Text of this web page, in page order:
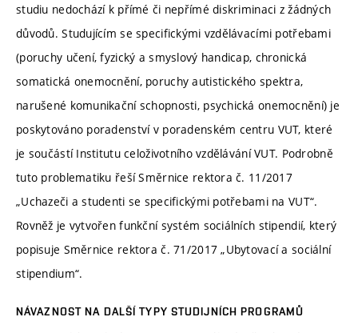
studiu nedochází k přímé či nepřímé diskriminaci z žádných
důvodů. Studujícím se specifickými vzdělávacími potřebami
(poruchy učení, fyzický a smyslový handicap, chronická
somatická onemocnění, poruchy autistického spektra,
narušené komunikační schopnosti, psychická onemocnění) je
poskytováno poradenství v poradenském centru VUT, které
je součástí Institutu celoživotního vzdělávání VUT. Podrobně
tuto problematiku řeší Směrnice rektora č. 11/2017
„Uchazeči a studenti se specifickými potřebami na VUT“.
Rovněž je vytvořen funkční systém sociálních stipendií, který
popisuje Směrnice rektora č. 71/2017 „Ubytovací a sociální
stipendium“.
NÁVAZNOST NA DALŠÍ TYPY STUDIJNÍCH PROGRAMŮ